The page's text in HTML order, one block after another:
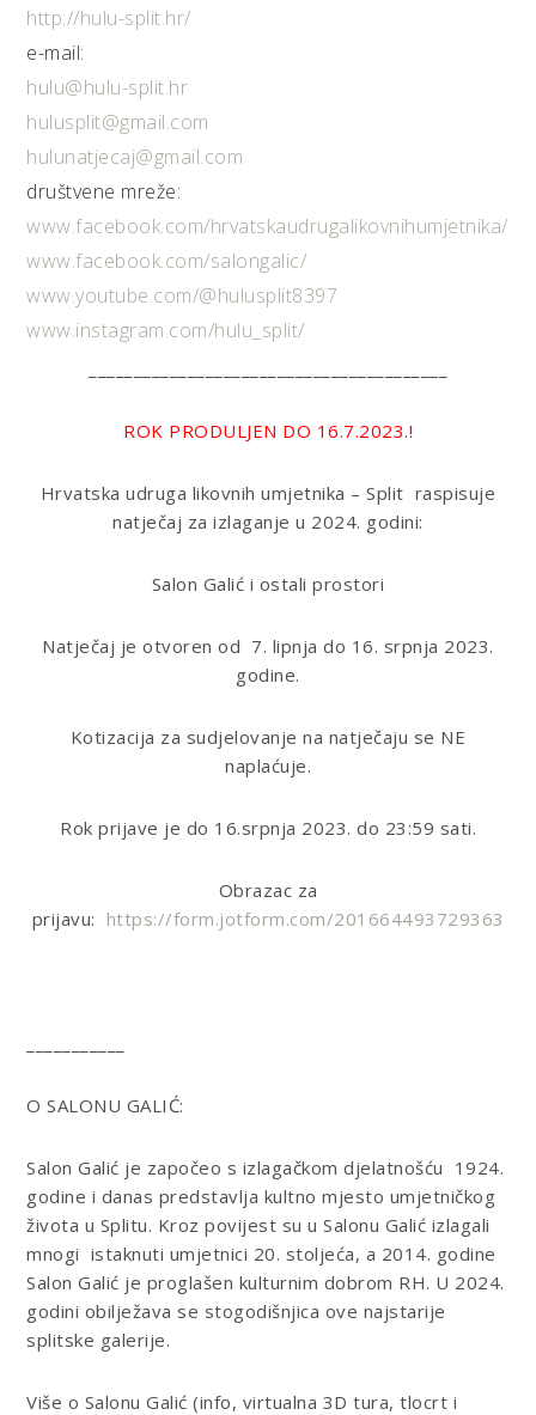
http://hulu-split.hr/
e-mail:
hulu@hulu-split.hr
hulusplit@gmail.com
hulunatjecaj@gmail.com
društvene mreže:
www.facebook.com/hrvatskaudrugalikovnihumjetnika/
www.facebook.com/salongalic/
www.youtube.com/@hulusplit8397
www.instagram.com/hulu_split/
ROK PRODULJEN DO 16.7.2023.!
Hrvatska udruga likovnih umjetnika – Split raspisuje
natječaj za izlaganje u 2024. godini:
Salon Galić i ostali prostori
Natječaj je otvoren od 7. lipnja do 16. srpnja 2023.
godine.
Kotizacija za sudjelovanje na natječaju se NE
naplaćuje.
Rok prijave je do 16.srpnja 2023. do 23:59 sati.
Obrazac za
prijavu: https://form.jotform.com/201664493729363
O SALONU GALIĆ:
Salon Galić je započeo s izlagačkom djelatnošću 1924.
godine i danas predstavlja kultno mjesto umjetničkog
života u Splitu. Kroz povijest su u Salonu Galić izlagali
mnogi istaknuti umjetnici 20. stoljeća, a 2014. godine
Salon Galić je proglašen kulturnim dobrom RH. U 2024.
godini obilježava se stogodišnjica ove najstarije
splitske galerije.
Više o Salonu Galić (info, virtualna 3D tura, tlocrt i